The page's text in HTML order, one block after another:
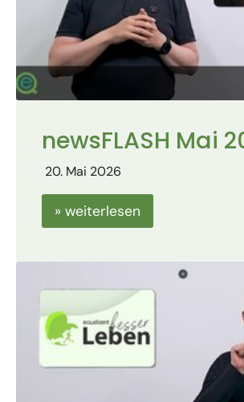
newsFLASH Mai
20. Mai 2026
» weiterlesen